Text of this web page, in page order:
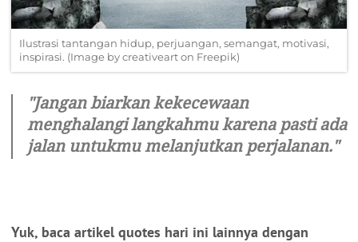
Ilustrasi tantangan hidup, perjuangan, semangat, motivasi,
inspirasi. (Image by creativeart on Freepik)
"Jangan biarkan kekecewaan
menghalangi langkahmu karena pasti ada
jalan untukmu melanjutkan perjalanan."
Yuk, baca artikel quotes hari ini lainnya dengan